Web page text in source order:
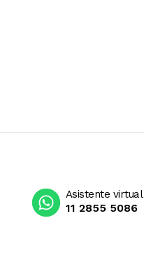
Asistente virtual
11 2855 5086